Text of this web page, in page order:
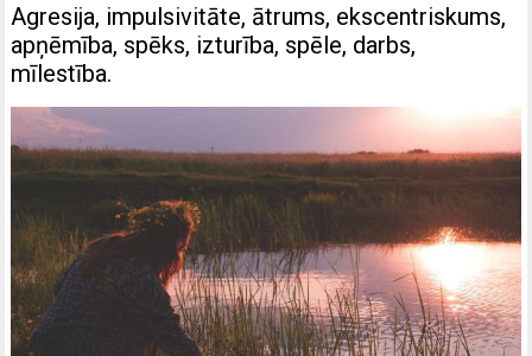
Agresija, impulsivitāte, ātrums, ekscentriskums,
apņēmība, spēks, izturība, spēle, darbs,
mīlestība.